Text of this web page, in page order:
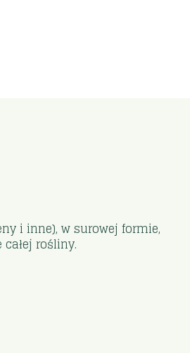
i inne), w surowej formie,
rośliny.